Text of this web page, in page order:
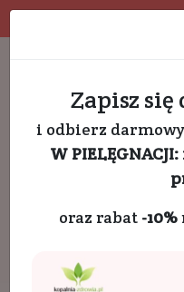
Zapisz się
i odbierz
W
oraz rabat -10%